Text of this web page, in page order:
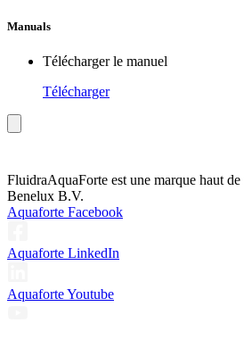
Manuals
Télécharger le manuel
Télécharger
FluidraAquaForte est une marque haut
Benelux B.V.
Aquaforte Facebook
Aquaforte LinkedIn
Aquaforte Youtube